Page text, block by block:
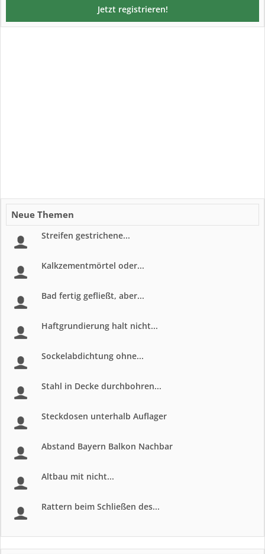
Jetzt registrieren!
Neue Themen
Streifen gestrichene...
Kalkzementmörtel oder...
Bad fertig gefließt, aber...
Haftgrundierung halt nicht...
Sockelabdichtung ohne...
Stahl in Decke durchbohren...
Steckdosen unterhalb Auflager
Abstand Bayern Balkon Nachbar
Altbau mit nicht...
Rattern beim Schließen des...